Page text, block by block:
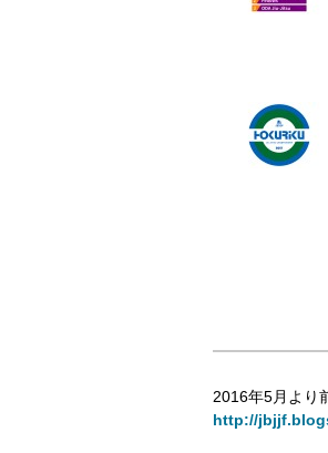
2016年5月より
http://